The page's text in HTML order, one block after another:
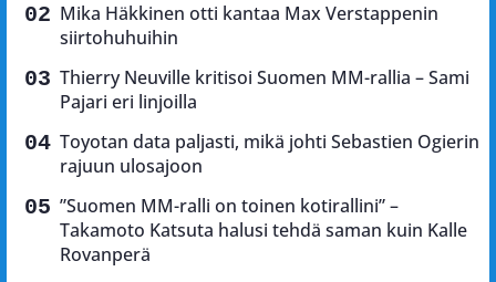
Mika Häkkinen otti kantaa Max Verstappenin
siirtohuhuihin
Thierry Neuville kritisoi Suomen MM-rallia – Sami
Pajari eri linjoilla
Toyotan data paljasti, mikä johti Sebastien Ogierin
rajuun ulosajoon
”Suomen MM-ralli on toinen kotirallini” –
Takamoto Katsuta halusi tehdä saman kuin Kalle
Rovanperä